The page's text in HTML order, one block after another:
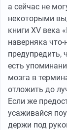
а сейчас не
некоторыми
книги XV века
наверняка
предупредить,
есть
мозга в
отложить до
Если же
усаживайся
держи под